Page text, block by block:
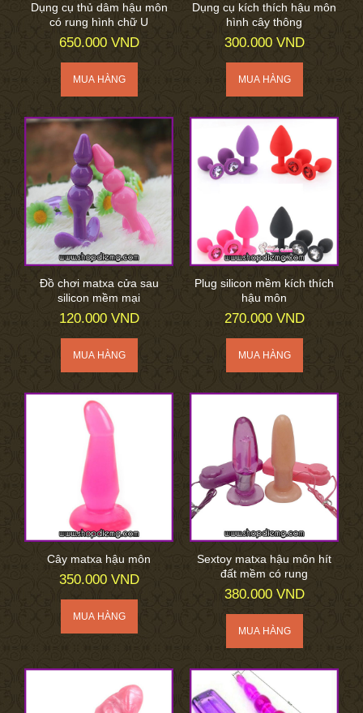
Dụng cụ thủ dâm hậu môn
có rung hình chữ U
650.000 VND
Dụng cụ kích thích hậu môn
hình cây thông
300.000 VND
Đồ chơi matxa cửa sau
silicon mềm mại
120.000 VND
Plug silicon mềm kích thích
hậu môn
270.000 VND
Cây matxa hậu môn
350.000 VND
Sextoy matxa hậu môn hít
đất mềm có rung
380.000 VND